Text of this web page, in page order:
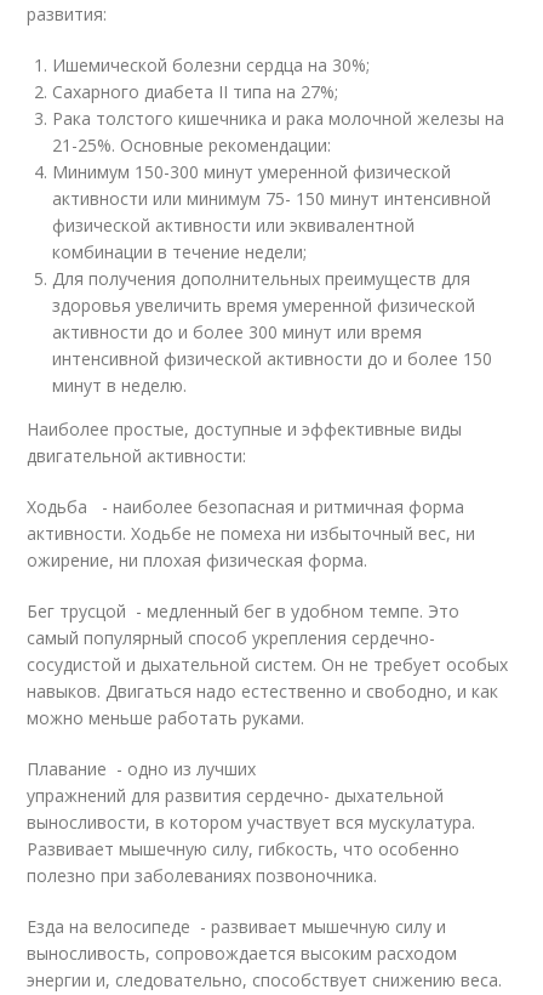
развития:
Ишемической болезни сердца на 30%;
Сахарного диабета II типа на 27%;
Рака толстого кишечника и рака молочной железы на
21-25%. Основные рекомендации:
Минимум 150-300 минут умеренной физической
активности или минимум 75- 150 минут интенсивной
физической активности или эквивалентной
комбинации в течение недели;
Для получения дополнительных преимуществ для
здоровья увеличить время умеренной физической
активности до и более 300 минут или время
интенсивной физической активности до и более 150
минут в неделю.
Наиболее простые, доступные и эффективные виды
двигательной активности:
Ходьба - наиболее безопасная и ритмичная форма
активности. Ходьбе не помеха ни избыточный вес, ни
ожирение, ни плохая физическая форма.
Бег трусцой - медленный бег в удобном темпе. Это
самый популярный способ укрепления сердечно-
сосудистой и дыхательной систем. Он не требует особых
навыков. Двигаться надо естественно и свободно, и как
можно меньше работать руками.
Плавание - одно из лучших
упражнений для развития сердечно- дыхательной
выносливости, в котором участвует вся мускулатура.
Развивает мышечную силу, гибкость, что особенно
полезно при заболеваниях позвоночника.
Езда на велосипеде - развивает мышечную силу и
выносливость, сопровождается высоким расходом
энергии и, следовательно, способствует снижению веса.